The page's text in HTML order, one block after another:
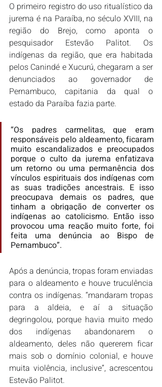
O primeiro registro do uso ritualístico da
jurema é na Paraíba, no século XVIII, na
região do Brejo, como aponta o
pesquisador Estevão Palitot. Os
indígenas da região, que era habitada
pelos Canindé e Xucurú, chegaram a ser
denunciados ao governador de
Pernambuco, capitania da qual o
estado da Paraíba fazia parte.
“Os padres carmelitas, que eram
responsáveis pelo aldeamento, ficaram
muito escandalizados e preocupados
porque o culto da jurema enfatizava
um retorno ou uma permanência dos
vínculos espirituais dos indígenas com
as suas tradições ancestrais. E isso
preocupava demais os padres, que
tinham a obrigação de converter os
indígenas ao catolicismo. Então isso
provocou uma reação muito forte, foi
feita uma denúncia ao Bispo de
Pernambuco”.
Após a denúncia, tropas foram enviadas
para o aldeamento e houve truculência
contra os indígenas. “mandaram tropas
para a aldeia, e aí a situação
degringolou, porque havia muito medo
dos indígenas abandonarem o
aldeamento, deles não quererem ficar
mais sob o domínio colonial, e houve
muita violência, inclusive”, acrescentou
Estevão Palitot.